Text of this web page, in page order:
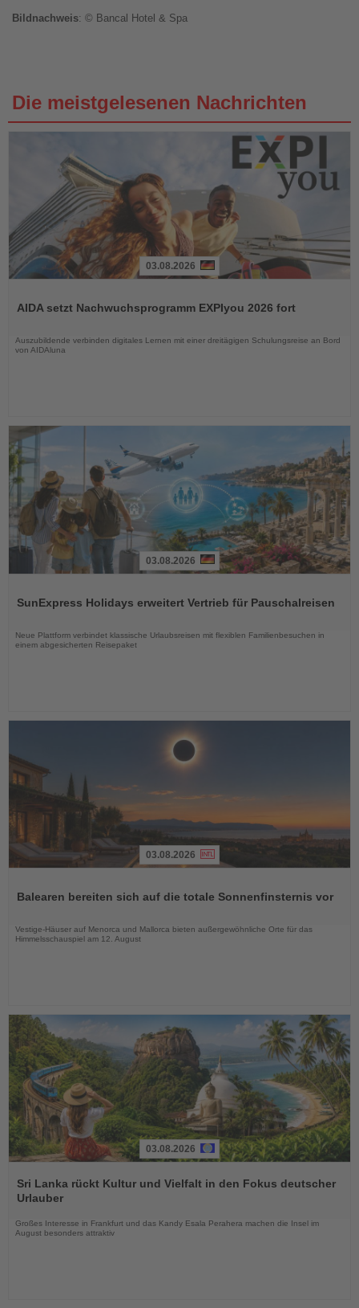
Bildnachweis: © Bancal Hotel & Spa
Die meistgelesenen Nachrichten
die
03.08.2026
AIDA setzt Nachwuchsprogramm EXPIyou 2026 fort
Auszubildende verbinden digitales Lernen mit einer dreitägigen Schulungsreise an Bord
von AIDAluna
die
03.08.2026
SunExpress Holidays erweitert Vertrieb für Pauschalreisen
Neue Plattform verbindet klassische Urlaubsreisen mit flexiblen Familienbesuchen in
einem abgesicherten Reisepaket
die
03.08.2026
Balearen bereiten sich auf die totale Sonnenfinsternis vor
Vestige-Häuser auf Menorca und Mallorca bieten außergewöhnliche Orte für das
Himmelsschauspiel am 12. August
Sie
die
03.08.2026
Sri Lanka rückt Kultur und Vielfalt in den Fokus deutscher
Urlauber
Großes Interesse in Frankfurt und das Kandy Esala Perahera machen die Insel im
August besonders attraktiv